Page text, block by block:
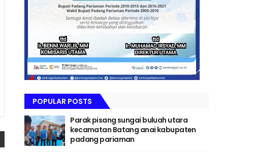
POPULAR POSTS
Parak pisang sungai buluah utara
kecamatan Batang anai kabupaten
padang pariaman